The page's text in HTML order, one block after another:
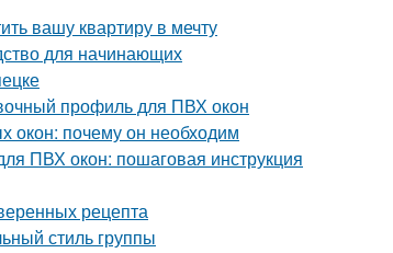
вашу квартиру в мечту
для начинающих
профиль для ПВХ окон
окон: почему он необходим
ПВХ окон: пошаговая инструкция
рецепта
стиль группы